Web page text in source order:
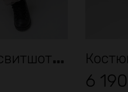
К
остюм ПИКЕ со свитшотом
6